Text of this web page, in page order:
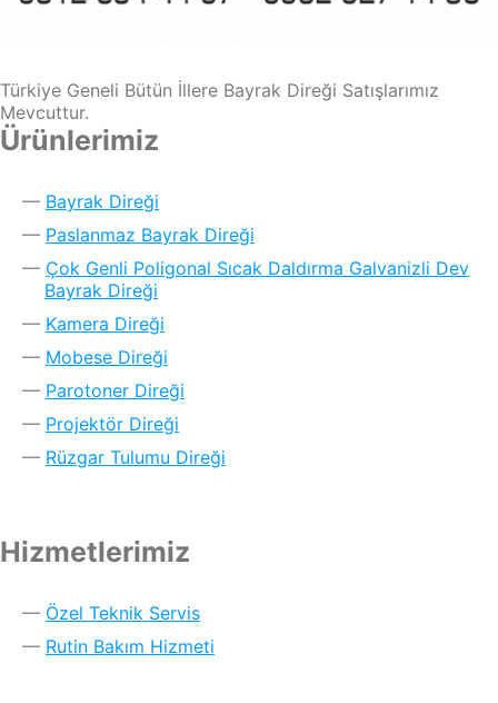
Türkiye Geneli Bütün İllere Bayrak Direği Satışlarımız
Mevcuttur.
Ürünlerimiz
Bayrak Direği
Paslanmaz Bayrak Direği
Çok Genli Poligonal Sıcak Daldırma Galvanizli Dev
Bayrak Direği
Kamera Direği
Mobese Direği
Parotoner Direği
Projektör Direği
Rüzgar Tulumu Direği
Hizmetlerimiz
Özel Teknik Servis
Rutin Bakım Hizmeti